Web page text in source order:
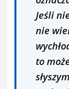
Jeśli
nie
to